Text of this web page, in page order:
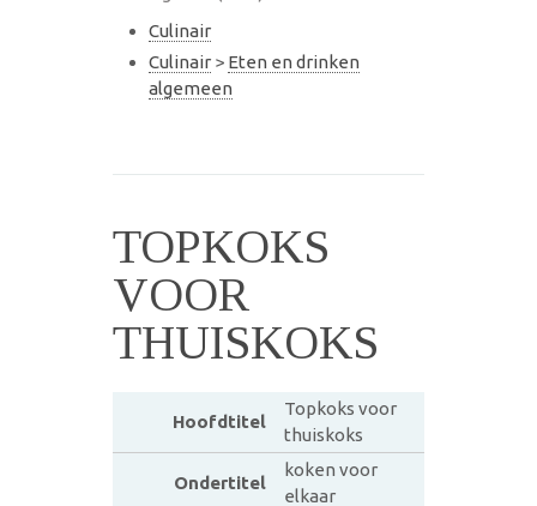
Culinair
Culinair > Eten en drinken
algemeen
TOPKOKS
VOOR
THUISKOKS
Hoofdtitel
Topkoks voor
thuiskoks
Ondertitel
koken voor
elkaar